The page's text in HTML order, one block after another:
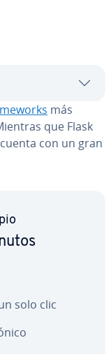
más
que Flask
con un gran
solo clic